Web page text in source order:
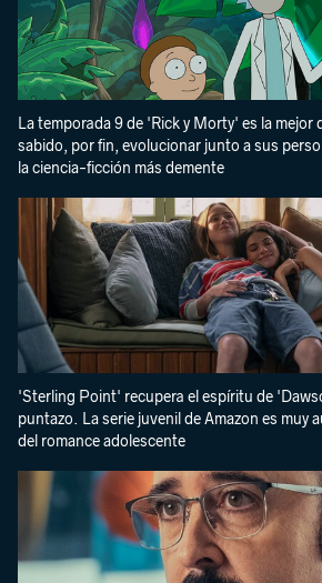
La temporada 9 de 'Rick y Morty' es la mejor
sabido, por fin, evolucionar junto a sus
la ciencia-ficción más demente
'Sterling Point' recupera el espíritu de
puntazo. La serie juvenil de Amazon es muy
del romance adolescente